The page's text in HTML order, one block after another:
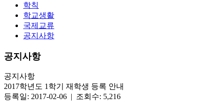
학칙
학교생활
국제교류
공지사항
공지사항
공지사항
2017학년도 1학기 재학생 등록 안내
등록일: 2017-02-06 | 조회수: 5,216